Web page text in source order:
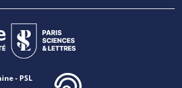
- PSL